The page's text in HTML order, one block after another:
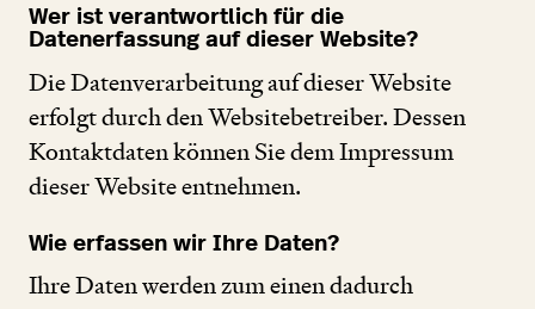
Wer ist verantwortlich für die
Datenerfassung auf dieser Website?
Die Datenverarbeitung auf dieser Website
erfolgt durch den Websitebetreiber. Dessen
Kontaktdaten können Sie dem Impressum
dieser Website entnehmen.
Wie erfassen wir Ihre Daten?
Ihre Daten werden zum einen dadurch